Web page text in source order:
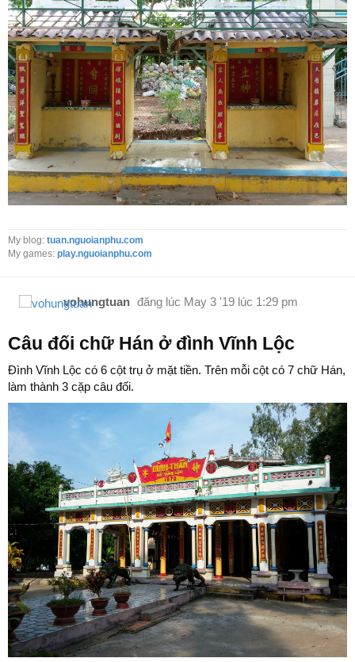
My blog: tuan.nguoianphu.com
My games: play.nguoianphu.com
vohungtuan đăng lúc May 3 '19 lúc 1:29 pm
Câu đối chữ Hán ở đình Vĩnh Lộc
Đình Vĩnh Lộc có 6 cột trụ ở mặt tiền. Trên mỗi cột có 7 chữ Hán,
làm thành 3 cặp câu đối.